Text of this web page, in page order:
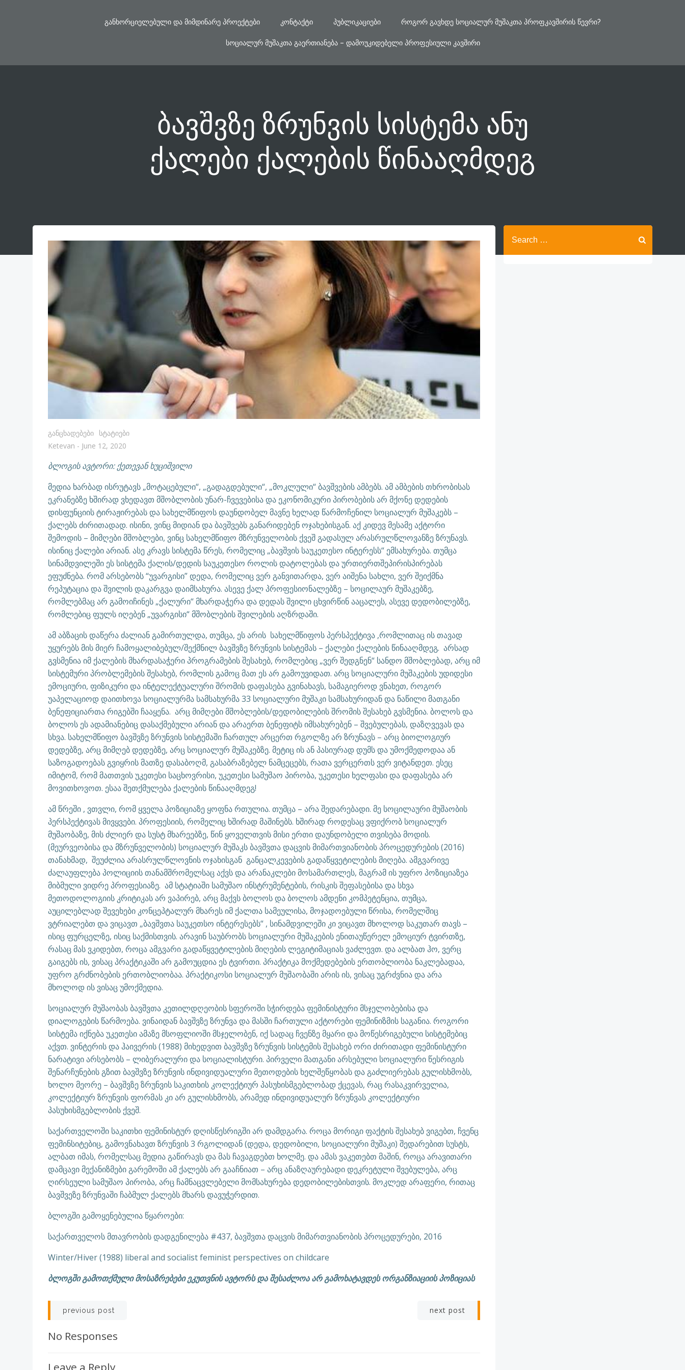
ᲒᲐᲜᲮᲝᲠᲪᲘᲔᲚᲔᲑᲣᲚᲘ ᲓᲐ ᲛᲘᲛᲓᲘᲜᲐᲠᲔ ᲞᲠᲝᲔᲥᲢᲔᲑᲘ ᲙᲝᲜᲢᲐᲥᲢᲘ ᲞᲣᲑᲚᲘᲙᲐᲪᲘᲔᲑᲘ ᲠᲝᲒᲝᲠ ᲒᲐᲕᲮᲓᲔ ᲡᲝᲪᲘᲐᲚᲣᲠ ᲛᲣᲨᲐᲙᲗᲐ ᲞᲠᲝᲤᲙᲐᲕᲨᲘᲠᲘᲡ ᲬᲔᲕᲠᲘ?
ᲡᲝᲪᲘᲐᲚᲣᲠ ᲛᲣᲨᲐᲙᲗᲐ ᲒᲐᲔᲠᲗᲘᲐᲜᲔᲑᲐ – ᲓᲐᲛᲝᲣᲙᲘᲓᲔᲑᲔᲚᲘ ᲞᲠᲝᲤᲔᲡᲘᲣᲚᲘ ᲙᲐᲕᲨᲘᲠᲘ
ბავშვზე ზრუნვის სისტემა ანუ
ქალები ქალების წინააღმდეგ
Განცხადებები Სტატიები
Ketevan - June 12, 2020
ბლოგის ავტორი: ქეთევან ხუციშვილი
მედია ხარბად ისრუტავს „მოტაცებული“, „გადაგდებული“, „მოკლული“ ბავშვების ამბებს. ამ ამბების თხრობისას
ეკრანებზე ხშირად ვხედავთ მშობლობის უნარ-ჩვევებისა და ეკონომიკური პირობების არ მქონე დედების
დისფუნციის ტირაჟირებას და სახელმწიფოს დაუნდობელ მავნე ხელად წარმოჩენილ სოციალურ მუშაკებს –
ქალებს ძირითადად. ისინი, ვინც მიდიან და ბავშვებს განარიდებენ ოჯახებისგან. აქ კიდევ მესამე აქტორი
შემოდის – მიმღები მშობლები, ვინც სახელმწიფო მზრუნველობის ქვეშ გადასულ არასრულწლოვანზე ზრუნავს.
ისინიც ქალები არიან. ასე კრავს სისტემა წრეს, რომელიც „ბავშვის საუკეთესო ინტერესს“ ემსახურება. თუმცა
სინამდვილეში ეს სისტემა ქალის/დედის საუკეთესო როლის დატოლებას და ურთიერთშეპირისპირებას
ეფუძნება. რომ არსებობს “უვარგისი” დედა, რომელიც ვერ განვითარდა, ვერ აიშენა სახლი, ვერ შეიქმნა
რეპუტაცია და შვილის დაკარგვა დაიმსახურა. ასევე ქალ პროფესიონალებზე – სოცილაურ მუშაკებზე,
რომლებმაც არ გამოიჩინეს „ქალური“ მხარდაჭერა და დედას შვილი ცხვირწინ ააცალეს, ასევე დედობილებზე,
რომლებიც ფულს იღებენ „უვარგისი“ მშობლების შვილების აღზრდაში.
ამ აბზაცის დაწერა ძალიან გამირთულდა, თუმცა, ეს არის სახელმწიფოს პერსპექტივა ,რომლითაც ის თავად
უყურებს მის მიერ ჩამოყალიბებულ/შექმნილ ბავშვზე ზრუნვის სისტემას – ქალები ქალების წინააღმდეგ. არსად
გვსმენია იმ ქალების მხარდასაჭერი პროგრამების შესახებ, რომლებიც „ვერ შედგნენ“ სანდო მშობლებად, არც იმ
სისტემური პრობლემების შესახებ, რომლის გამოც მათ ეს არ გამოუვიდათ. არც სოციალური მუშაკების უდიდესი
ემოციური, ფიზიკური და ინტელექტუალური შრომის დაფასება გვინახავს, სამაგიეროდ ვნახეთ, როგორ
უაპელაციოდ დაითხოვა სოციალურმა სამსახურმა 33 სოციალური მუშაკი სამსახურიდან და ნაწილი მათგანი
ბენეფიციართა რიგებში ჩააყენა. არც მიმღები მშობლების/დედობილების შრომის შესახებ გვსმენია. ბოლოს და
ბოლოს ეს ადამიანებიც დასაქმებული არიან და არაერთ ბენეფიტს იმსახურებენ – შვებულებას, დაზღვევას და
სხვა. სახელმწიფო ბავშვზე ზრუნვის სისტემაში ჩართულ არცერთ რგოლზე არ ზრუნავს – არც ბიოლოგიურ
დედებზე, არც მიმღებ დედებზე, არც სოციალურ მუშაკებზე. მეტიც ის ან პასიურად დუმს და უმოქმედოდაა ან
საზოგადოებას გვიყრის მათზე დასაბოღმ, გასაბრაზებელ ნამცეცებს, რათა ვერცერთს ვერ ვიტანდეთ. ესეც
იმიტომ, რომ მათთვის უკეთესი საცხოვრისი, უკეთესი სამუშაო პირობა, უკეთესი ხელფასი და დაფასება არ
მოვითხოვოთ. ესაა შეთქმულება ქალების წინააღმდეგ!
ამ წრეში , ვთვლი, რომ ყველა პოზიციაზე ყოფნა რთულია. თუმცა – არა შედარებადი. მე სოცილაური მუშაობის
პერსპექტივას მივყვები. პროფესიის, რომელიც ხშირად მაშინებს. ხშირად როდესაც ვფიქრობ სოციალურ
მუშაობაზე, მის ძლიერ და სუსტ მხარეებზე, წინ ყოველთვის მისი ერთი დაუნდობელი თვისება მოდის.
(მეურვეობისა და მზრუნველობის) სოციალურ მუშაკს ბავშვთა დაცვის მიმართვიანობის პროცედურების (2016)
თანახმად, შეუძლია არასრულწლოვნის ოჯახისგან განცალკევების გადაწყვეტილების მიღება. ამგვარივე
ძალაუფლება პოლიციის თანამშრომელსაც აქვს და არანაკლები მოსამართლეს, მაგრამ ის უფრო პოზიციაზეა
მიბმული ვიდრე პროფესიაზე. ამ სტატიაში სამუშაო ინსტრუმენტების, რისკის შეფასებისა და სხვა
მეთოდოლოგიის კრიტიკას არ ვაპირებ, არც მაქვს ბოლოს და ბოლოს ამდენი კომპეტენცია, თუმცა,
აუცილებლად შევეხები კონცეპტალურ მხარეს იმ ქალთა სამეულისა, მოჯადოებული წრისა, რომელშიც
ვტრიალებთ და ვიცავთ „ბავშვთა საუკეთსო ინტერესებს“ , სინამდვილეში კი ვიცავთ მხოლოდ საკუთარ თავს –
ისიც ფურცელზე, ისიც საქმისთვის. არავინ საუბრობს სოციალური მუშაკების ენითაუწერელ ემოციურ ტვირთზე,
რასაც მას ვკიდებთ, როცა ამგვარი გადაწყვეტილების მიღების ლეგიტიმაციას ვაძლევთ. და ალბათ ჰო, ვერც
გაიგებს ის, ვისაც პრაქტიკაში არ გამოუცდია ეს ტვირთი. პრაქტიკა მოქმედებების ერთობლიობა ნაკლებადაა,
უფრო გრძნობების ერთობლიობაა. პრაქტიკოსი სოციალურ მუშაობაში არის ის, ვისაც უგრძვნია და არა
მხოლოდ ის ვისაც უმოქმედია.
სოციალურ მუშაობას ბავშვთა კეთილდღეობის სფეროში სჭირდება ფემინისტური მსჯელობებისა და
დიალოგების წარმოება. ვინაიდან ბავშვზე ზრუნვა და მასში ჩართული აქტორები ფემინიზმის საგანია. როგორი
სისტემა იქნება უკეთესი ამაზე მსოფლიოში მსჯელობენ, იქ სადაც ჩვენზე მყარი და მოწესრიგებული სისტემებიც
აქვთ. ვინტერის და ჰაივერის (1988) მიხედვით ბავშვზე ზრუნვის სისტემის შესახებ ორი ძირითადი ფემინისტური
ნარატივი არსებობს – ლიბერალური და სოციალისტური. პირველი მათგანი არსებული სოციალური წესრიგის
შენარჩუნების გზით ბავშვზე ზრუნვის ინდივიდუალური მეთოდების ხელშეწყობას და გაძლიერებას გულისხმობს,
ხოლო მეორე – ბავშვზე ზრუნვის საკითხის კოლექტიურ პასუხისმგებლობად ქცევას, რაც რასაკვირველია,
კოლექტიურ ზრუნვის ფორმას კი არ გულისხმობს, არამედ ინდივიდუალურ ზრუნვას კოლექტიური
პასუხისმგებლობის ქვეშ.
საქართველოში საკითხი ფემინისტურ დღისწესრიგში არ დამდგარა. როცა მორიგი ფაქტის შესახებ ვიგებთ, ჩვენც
ფემინსიტებიც, გამოვნახავთ ზრუნვის 3 რგოლიდან (დედა, დედობილი, სოციალური მუშაკი) შედარებით სუსტს,
ალბათ იმას, რომელსაც მედია გაწირავს და მას ჩავაგდებთ ხოლმე. და ამას ვაკეთებთ მაშინ, როცა არავითარი
დამცავი მექანიზმები გარემოში ამ ქალებს არ გააჩნიათ – არც ანაზღაურებადი დეკრეტული შვებულება, არც
ღირსეული სამუშაო პირობა, არც ჩამნაცვლებელი მომსახურება დედობილებისთვის. მოკლედ არაფერი, რითაც
ბავშვეზე ზრუნვაში ჩაბმულ ქალებს მხარს დავუჭერდით.
ბლოგში გამოყენებულია წყაროები:
საქართველოს მთავრობის დადგენილება #437, ბავშვთა დაცვის მიმართვიანობის პროცედურები, 2016
Winter/Hiver (1988) liberal and socialist feminist perspectives on childcare
ბლოგში გამოთქმული მოსაზრებები ეკუთვნის ავტორს და შესაძლოა არ გამოხატავდეს ორგანზიაციის პოზიციას
Post
navigation
previous post next post
No Responses
Leave a Reply